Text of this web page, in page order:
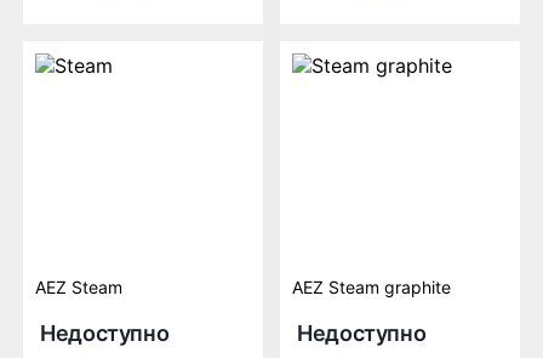
AEZ Steam
Недоступно
AEZ Steam graphite
Недоступно